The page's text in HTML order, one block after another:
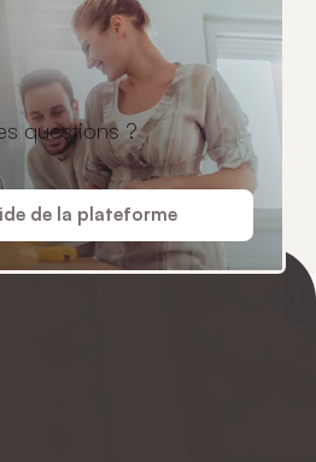
questions ?
de la plateforme